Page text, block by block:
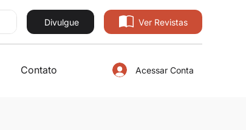
Divulgue Ver Revistas
Contato Acessar Conta